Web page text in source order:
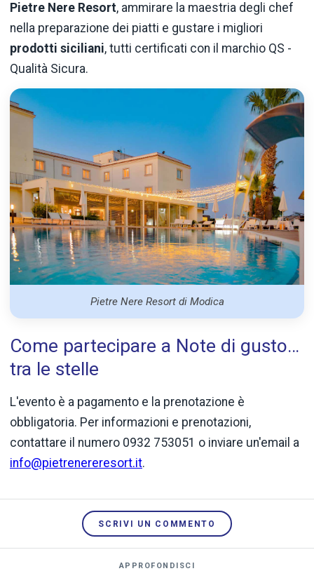
Pietre Nere Resort, ammirare la maestria degli chef
nella preparazione dei piatti e gustare i migliori
prodotti siciliani, tutti certificati con il marchio QS -
Qualità Sicura.
Pietre Nere Resort di Modica
Come partecipare a Note di gusto…
tra le stelle
L'evento è a pagamento e la prenotazione è
obbligatoria. Per informazioni e prenotazioni,
contattare il numero 0932 753051 o inviare un'email a
info@pietrenereresort.it.
SCRIVI UN COMMENTO
APPROFONDISCI